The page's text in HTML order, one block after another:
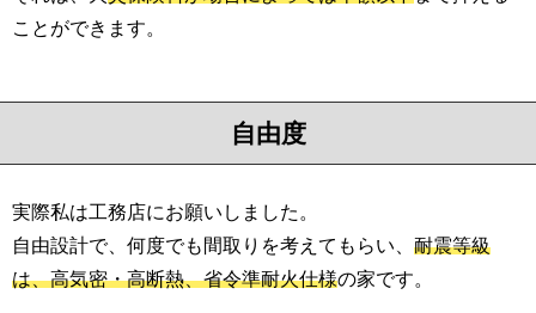
ことができます。
自由度
実際私は工務店にお願いしました。
自由設計で、何度でも間取りを考えてもらい、 耐震等級
は、高気密・高断熱、省令準耐火仕様の家です。